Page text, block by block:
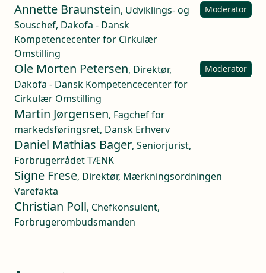
Annette Braunstein, Udviklings- og
Souschef, Dakofa - Dansk
Kompetencecenter for Cirkulær
Omstilling
Moderator
Ole Morten Petersen, Direktør,
Dakofa - Dansk Kompetencecenter for
Cirkulær Omstilling
Moderator
Martin Jørgensen, Fagchef for
markedsføringsret, Dansk Erhverv
Daniel Mathias Bager, Seniorjurist,
Forbrugerrådet TÆNK
Signe Frese, Direktør, Mærkningsordningen
Varefakta
Christian Poll, Chefkonsulent,
Forbrugerombudsmanden